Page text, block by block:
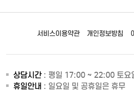
서비스이용약관 개인정보방침
상담시간: 평일 17:00 ~ 22:00 토
휴일안내 : 일요일 및 공휴일은 휴무